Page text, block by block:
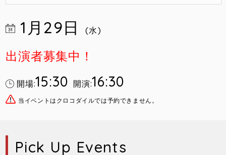
1月29日 (水)
出演者募集中！
開場:15:30 開演:16:30
当イベントはクロコダイルでは予約できません。
Pick Up Events